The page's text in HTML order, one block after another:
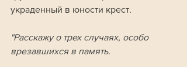
украденный в юности крест.
"Расскажу о трех случаях, особо
врезавшихся в память.